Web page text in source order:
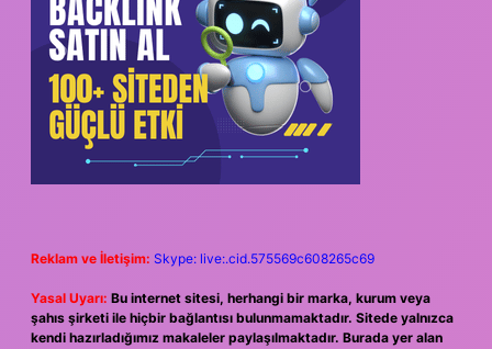
Reklam ve İletişim: Skype: live:.cid.575569c608265c69
Yasal Uyarı: Bu internet sitesi, herhangi bir marka, kurum veya
şahıs şirketi ile hiçbir bağlantısı bulunmamaktadır. Sitede yalnızca
kendi hazırladığımız makaleler paylaşılmaktadır. Burada yer alan